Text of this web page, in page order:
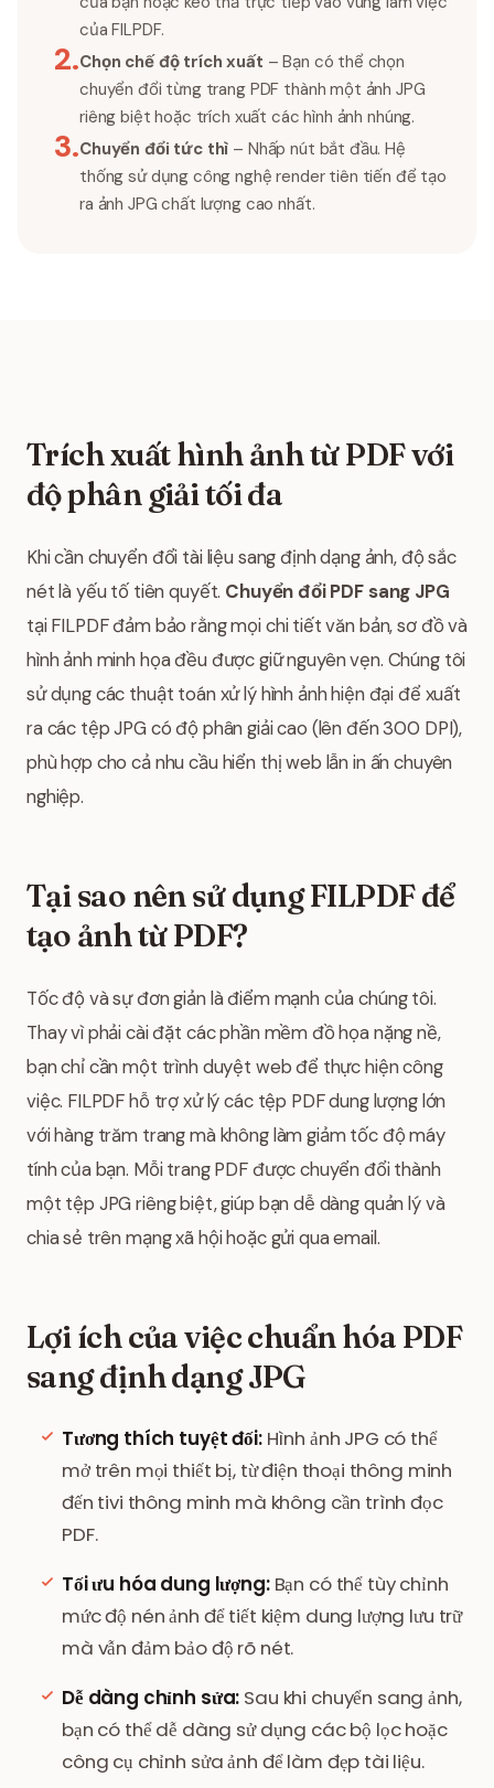
của FILPDF.
2.Chọn chế độ trích xuất – Bạn có thể chọn
chuyển đổi từng trang PDF thành một ảnh JPG
riêng biệt hoặc trích xuất các hình ảnh nhúng.
3.Chuyển đổi tức thì – Nhấp nút bắt đầu. Hệ
thống sử dụng công nghệ render tiên tiến để tạo
ra ảnh JPG chất lượng cao nhất.
Trích xuất hình ảnh từ PDF với
độ phân giải tối đa
Khi cần chuyển đổi tài liệu sang định dạng ảnh, độ sắc
nét là yếu tố tiên quyết. Chuyển đổi PDF sang JPG
tại FILPDF đảm bảo rằng mọi chi tiết văn bản, sơ đồ và
hình ảnh minh họa đều được giữ nguyên vẹn. Chúng tôi
sử dụng các thuật toán xử lý hình ảnh hiện đại để xuất
ra các tệp JPG có độ phân giải cao (lên đến 300 DPI),
phù hợp cho cả nhu cầu hiển thị web lẫn in ấn chuyên
nghiệp.
Tại sao nên sử dụng FILPDF để
tạo ảnh từ PDF?
Tốc độ và sự đơn giản là điểm mạnh của chúng tôi.
Thay vì phải cài đặt các phần mềm đồ họa nặng nề,
bạn chỉ cần một trình duyệt web để thực hiện công
việc. FILPDF hỗ trợ xử lý các tệp PDF dung lượng lớn
với hàng trăm trang mà không làm giảm tốc độ máy
tính của bạn. Mỗi trang PDF được chuyển đổi thành
một tệp JPG riêng biệt, giúp bạn dễ dàng quản lý và
chia sẻ trên mạng xã hội hoặc gửi qua email.
Lợi ích của việc chuẩn hóa PDF
sang định dạng JPG
Tương thích tuyệt đối:Hình ảnh JPG có thể
mở trên mọi thiết bị, từ điện thoại thông minh
đến tivi thông minh mà không cần trình đọc
PDF.
Tối ưu hóa dung lượng:Bạn có thể tùy chỉnh
mức độ nén ảnh để tiết kiệm dung lượng lưu trữ
mà vẫn đảm bảo độ rõ nét.
Dễ dàng chỉnh sửa: Sau khi chuyển sang ảnh,
bạn có thể dễ dàng sử dụng các bộ lọc hoặc
công cụ chỉnh sửa ảnh để làm đẹp tài liệu.